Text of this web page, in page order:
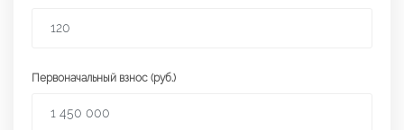
Первоначальный взнос (руб.)